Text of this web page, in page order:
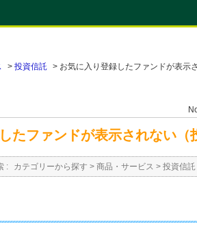
> 投資信託 > お気に入り登録したファンドが表示
たファンドが表示されない（
: カテゴリーから探す > 商品・サービス > 投資信託